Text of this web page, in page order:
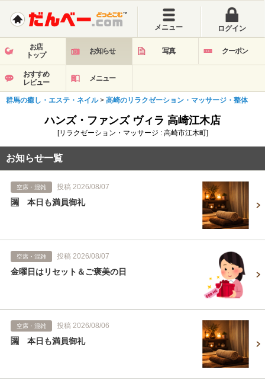
メニュー ログイン
お店
トップ
お知らせ 写真 クーポン
おすすめ
レビュー
メニュー
群馬の癒し・エステ・ネイル> 高崎のリラクゼーション・マッサージ・整体
ハンズ・ファンズ ヴィラ 高崎江木店
[リラクゼーション・マッサージ : 高崎市江木町]
お知らせ一覧
空席・混雑 投稿 2026/08/07
🈵 本日も満員御礼
空席・混雑 投稿 2026/08/07
金曜日はリセット＆ご褒美の日
空席・混雑 投稿 2026/08/06
🈵 本日も満員御礼